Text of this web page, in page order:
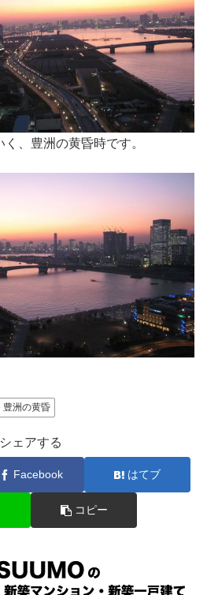
、豊洲の黄昏時です。
豊洲の黄昏
シェアする
Facebook はてブ
コピー